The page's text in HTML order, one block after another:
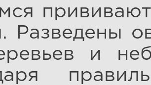
Разведены
и